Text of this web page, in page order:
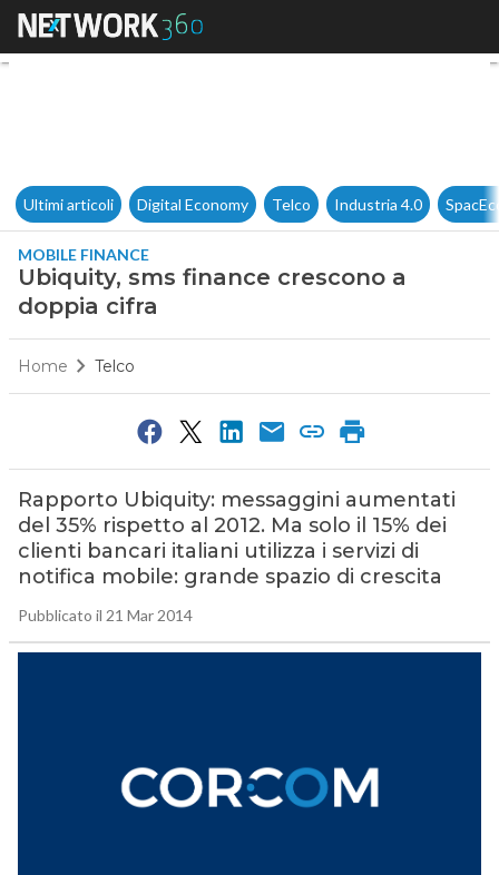
Ubiquity, sms finance
Ultimi articoli Digital Economy Telco Industria 4.0
MOBILE FINANCE
Ubiquity, sms finance crescono a
doppia cifra
Home Telco
Rapporto Ubiquity: messaggini aumentati
del 35% rispetto al 2012. Ma solo il 15% dei
clienti bancari italiani utilizza i servizi di
notifica mobile: grande spazio di crescita
Pubblicato il 21 Mar 2014